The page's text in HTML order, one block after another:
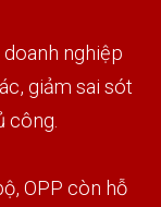
nghiệp
giảm sai sót
công.
OPP còn hỗ